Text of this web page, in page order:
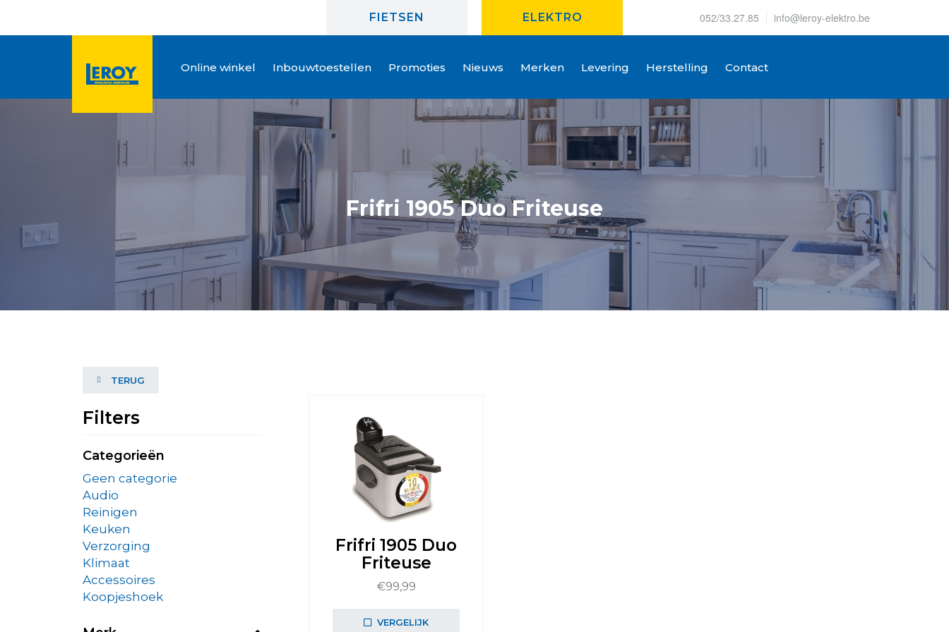
FIETSEN ELEKTRO 052/33.27.85 info@leroy-elektro.be
Online winkel Inbouwtoestellen Promoties Nieuws Merken Levering Herstelling Contact
Frifri 1905 Duo Friteuse
TERUG
Filters
Categorieën
Geen categorie
Audio
Reinigen
Keuken
Verzorging
Klimaat
Accessoires
Koopjeshoek
Frifri 1905 Duo
Friteuse
€99,99
VERGELIJK